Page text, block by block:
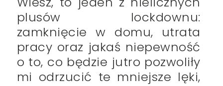
plusów lockdownu:
zamknięcie w domu, utrata
pracy oraz jakaś niepewność
o to, co będzie jutro pozwoliły
mi odrzucić te mniejsze lęki,